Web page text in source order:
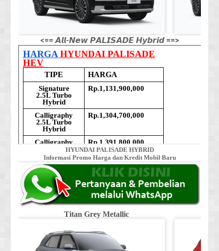
<== 𝘼𝙡𝙡-𝙉𝙚𝙬 𝙋𝘼𝙇𝙄𝙎𝘼𝘿𝙀 𝙃𝙮𝙗𝙧𝙞𝙙 ==>
HYUNDAI PALISADE HYBRID
Informasi Promo Harga dan Kredit Mobil Baru
Titan Grey Metallic